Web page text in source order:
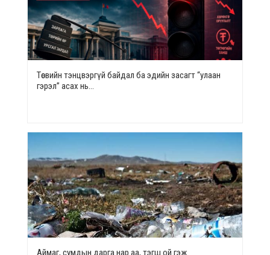
Төсвийн тэнцвэргүй байдал ба эдийн засагт “улаан
гэрэл” асах нь…
Аймаг, сумдын дарга нар аа, тэгш ой гэж